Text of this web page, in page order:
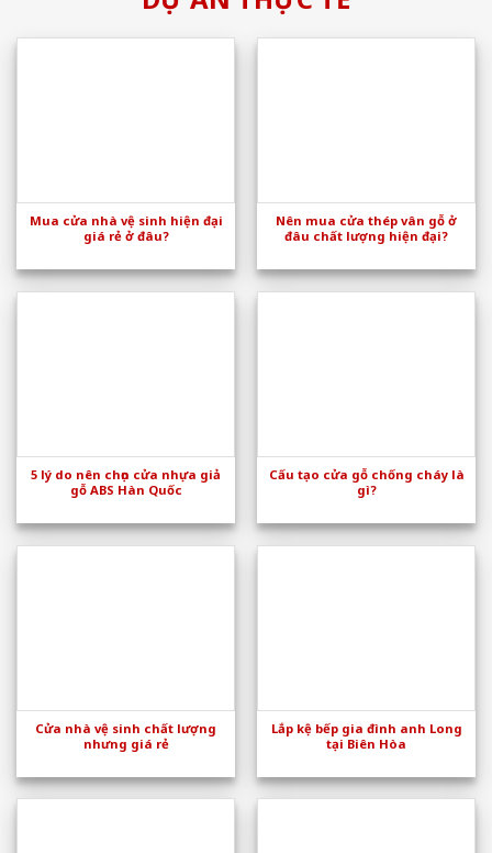
Mua cửa nhà vệ sinh hiện đại
giá rẻ ở đâu?
Nên mua cửa thép vân gỗ ở
đâu chất lượng hiện đại?
5 lý do nên chọn cửa nhựa giả
gỗ ABS Hàn Quốc
Cấu tạo cửa gỗ chống cháy là
gì?
Cửa nhà vệ sinh chất lượng
nhưng giá rẻ
Lắp kệ bếp gia đình anh Long
tại Biên Hòa